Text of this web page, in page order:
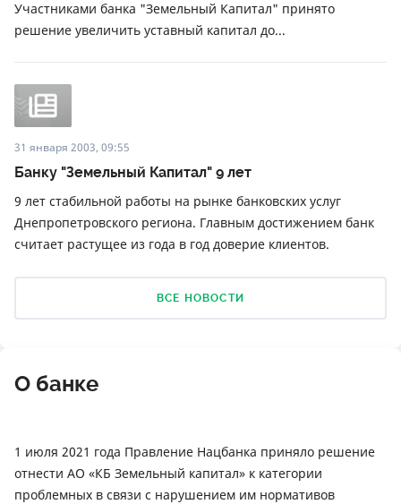
Участниками банка "Земельный Капитал" принято
решение увеличить уставный капитал до...
31 января 2003, 09:55
Банку "Земельный Капитал" 9 лет
9 лет стабильной работы на рынке банковских услуг
Днепропетровского региона. Главным достижением банк
считает растущее из года в год доверие клиентов.
ВСЕ НОВОСТИ
О банке
1 июля 2021 года Правление Нацбанка приняло решение
отнести АО «КБ Земельный капитал» к категории
проблемных в связи с нарушением им нормативов